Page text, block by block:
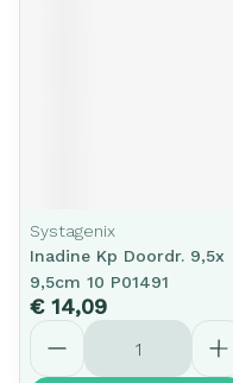
Systagenix
Inadine Kp Doordr. 9,5x
9,5cm 10 P01491
€ 14,09
Aantal